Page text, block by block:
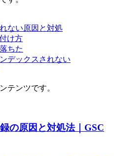
ない原因と対処
け方
ちた
デックスされない
テンツです。
の原因と対処法｜GSC